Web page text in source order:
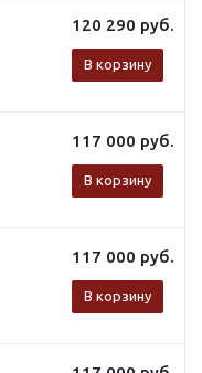
120 290 руб.
В корзину
117 000 руб.
В корзину
117 000 руб.
В корзину